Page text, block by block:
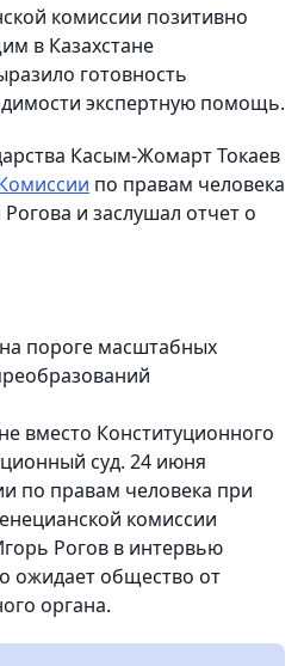
комиссии позитивно
в Казахстане
готовность
экспертную помощь.
Касым-Жомарт Токаев
по правам человека
и заслушал отчет о
пороге масштабных
вместо Конституционного
суд. 24 июня
по правам человека при
комиссии
Рогов в интервью
ожидает общество от
органа.